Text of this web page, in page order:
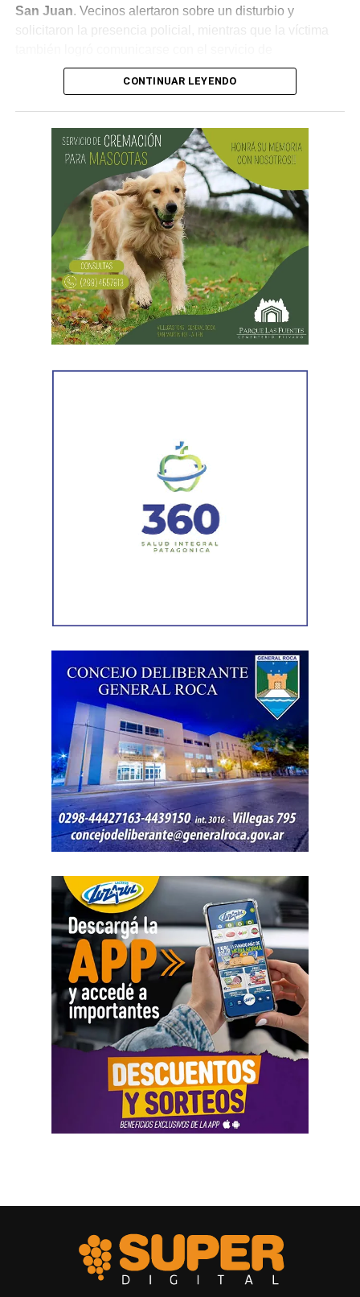
San Juan. Vecinos alertaron sobre un disturbio y
solicitaron la presencia policial, mientras que la víctima
emergencias para informar lo que estaba ocurriendo.
hombres le habían sustraído una bolsa con dinero en
efectivo y dos teléfonos celulares. En el lugar se
recuperó parte de los bienes robados y se detuvo al
primer involucrado.
En forma paralela, otra comisión policial se dirigió a
una vivienda ubicada en el barrio Villa Obrera,
señalada por la víctima. Allí se identificó al segundo
sospechosoy se llevaron adelante distintas diligencias
en el marco de la investigación.
Durante el procedimiento, el personal encontró el teléfono
correspondiente para acreditar su propiedad. Además,
denunciado como robado
Posteriormente, el inmueble fue preservado para la
intervención del Gabinete de Criminalística, que realizó
las pericias correspondientes. Otros elementos
encontrados quedaron bajo resguardo para determinar su
procedencia.
Por disposición de la Fiscalía de turno, ambos hombres
permanecen detenidos en el marco de una causa por
CONTINUAR LEYENDO